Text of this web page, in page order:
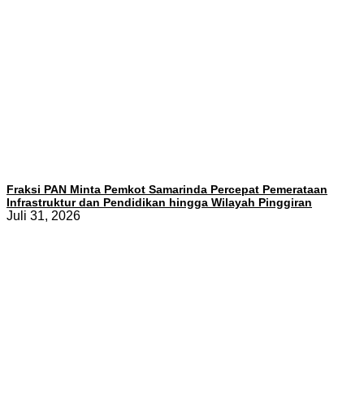
Fraksi PAN Minta Pemkot Samarinda Percepat Pemerataan
Infrastruktur dan Pendidikan hingga Wilayah Pinggiran
Juli 31, 2026